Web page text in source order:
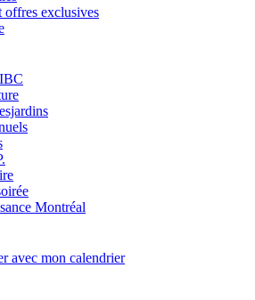
offres exclusives
Montréal
avec mon calendrier